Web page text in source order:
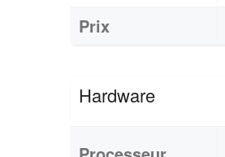
Prix
Hardware